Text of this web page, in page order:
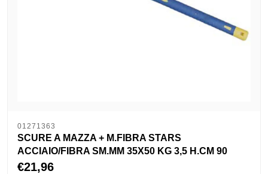
01271363
SCURE A MAZZA + M.FIBRA STARS
ACCIAIO/FIBRA SM.MM 35X50 KG 3,5 H.CM 90
€21,96